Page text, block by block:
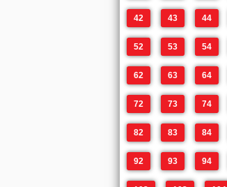
42 43 44
52 53 54
62 63 64
72 73 74
82 83 84
92 93 94